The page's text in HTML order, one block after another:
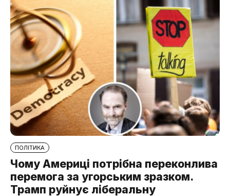
ПОЛІТИКА
Чому Америці потрібна переконлива
перемога за угорським зразком.
Трамп руйнує ліберальну